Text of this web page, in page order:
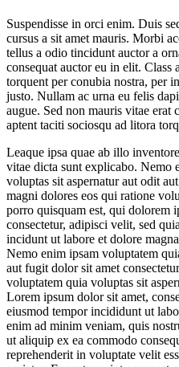
Suspendisse in orci enim. Duis
cursus a sit amet mauris. Morbi
tellus a odio tincidunt auctor a
consequat auctor eu in elit. Class
torquent per conubia nostra, per
justo. Nullam ac urna eu felis
augue. Sed non mauris vitae erat
aptent taciti sociosqu ad litora
Leaque ipsa quae ab illo
vitae dicta sunt explicabo. Nemo
voluptas sit aspernatur aut odit
magni dolores eos qui ratione
porro quisquam est, qui dolorem
consectetur, adipisci velit, sed
incidunt ut labore et dolore
Nemo enim ipsam voluptatem
aut fugit dolor sit amet
voluptatem quia voluptas sit
Lorem ipsum dolor sit amet,
eiusmod tempor incididunt ut
enim ad minim veniam, quis
ut aliquip ex ea commodo
reprehenderit in voluptate velit